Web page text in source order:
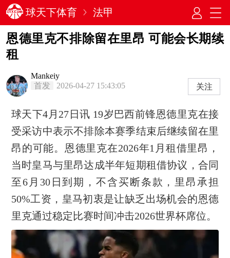
球天下体育 法甲
恩德里克不排除留在里昂 可能会长期续
租
Mankeiy
首发
2026-04-27 15:43:05 关注
球天下4月27日讯 19岁巴西前锋恩德里克在接
受采访中表示不排除本赛季结束后继续留在里
昂的可能。恩德里克在2026年1月租借里昂，
当时皇马与里昂达成半年短期租借协议，合同
至6月30日到期，不含买断条款，里昂承担
50%工资，皇马初衷是让缺乏出场机会的恩德
里克通过稳定比赛时间冲击2026世界杯席位。